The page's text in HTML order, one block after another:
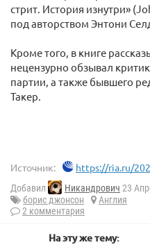
стрит. История изнутри»
под авторством Энтони
Кроме того, в книге
нецензурно обзывал
партии, а также бывшего
Такер.
Источник: https://ria.ru/
Добавил Никандрович 23
борис джонсон
Англия
2 комментария
На эту же тему: